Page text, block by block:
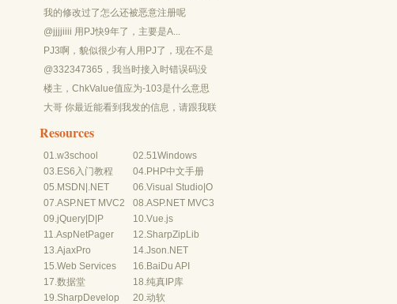
是有个问题想请...
我的修改过了怎么还被恶意注册呢
@jjjjiiii 用PJ快9年了，主要是A...
PJ3啊，貌似很少有人用PJ了，现在不是
WP就是z...
@332347365，我当时接入时错误码没
有-10...
楼主，ChkValue值应为-103是什么意思
呢？...
大哥 你最近能看到我发的信息，请跟我联
Resources
01.w3school 02.51Windows
03.ES6入门教程 04.PHP中文手册
05.MSDN .NET 06.Visual Studio O
07.ASP.NET MVC2 08.ASP.NET MVC3
09.jQuery D P 10.Vue.js
11.AspNetPager 12.SharpZipLib
13.AjaxPro 14.Json.NET
15.Web Services 16.BaiDu API
17.数据堂 18.纯真IP库
19.SharpDevelop 20.动软